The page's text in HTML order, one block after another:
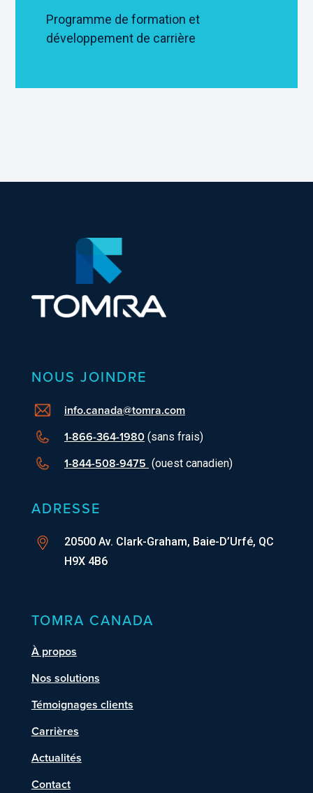
Programme de formation et
développement de carrière
NOUS JOINDRE
info.canada@tomra.com
1-866-364-1980(sans frais)
1-844-508-9475 (ouest canadien)
ADRESSE
20500 Av. Clark-Graham, Baie-D’Urfé, QC
H9X 4B6
TOMRA CANADA
À propos
Nos solutions
Témoignages clients
Carrières
Actualités
Contact